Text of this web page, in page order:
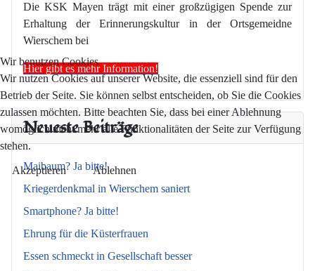
Die KSK Mayen trägt mit einer großzügigen Spende zur
Erhaltung der Erinnerungskultur in der Ortsgemeidne
Wierschem bei
Hier gibt es mehr Information!
Neueste Beiträge
Maibaum? Ja bitte!
Kriegerdenkmal in Wierschem saniert
Smartphone? Ja bitte!
Ehrung für die Küsterfrauen
Essen schmeckt in Gesellschaft besser
Wir benutzen Cookies
Wir nutzen Cookies auf unserer Website, die essenziell sind für den
Betrieb der Seite. Sie können selbst entscheiden, ob Sie die Cookies
zulassen möchten. Bitte beachten Sie, dass bei einer Ablehnung
womöglich nicht mehr alle Funktionalitäten der Seite zur Verfügung
stehen.
Akzeptieren Ablehnen